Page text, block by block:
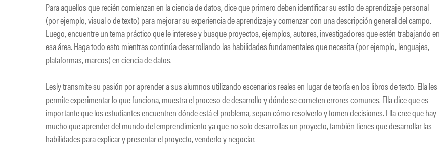
Para aquellos que recién comienzan en la ciencia de datos, dice que primero deben identificar su estilo de aprendizaje personal
(por ejemplo, visual o de texto) para mejorar su experiencia de aprendizaje y comenzar con una descripción general del campo.
Luego, encuentre un tema práctico que le interese y busque proyectos, ejemplos, autores, investigadores que estén trabajando en
esa área. Haga todo esto mientras continúa desarrollando las habilidades fundamentales que necesita (por ejemplo, lenguajes,
plataformas, marcos) en ciencia de datos.
Lesly transmite su pasión por aprender a sus alumnos utilizando escenarios reales en lugar de teoría en los libros de texto. Ella les
permite experimentar lo que funciona, muestra el proceso de desarrollo y dónde se cometen errores comunes. Ella dice que es
importante que los estudiantes encuentren dónde está el problema, sepan cómo resolverlo y tomen decisiones. Ella cree que hay
mucho que aprender del mundo del emprendimiento ya que no solo desarrollas un proyecto, también tienes que desarrollar las
habilidades para explicar y presentar el proyecto, venderlo y negociar.